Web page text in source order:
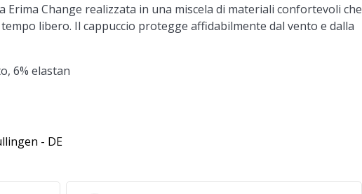
Erima Change realizzata in una miscela di materiali confortevoli che
libero. Il cappuccio protegge affidabilmente dal vento e dalla
6% elastan
- DE